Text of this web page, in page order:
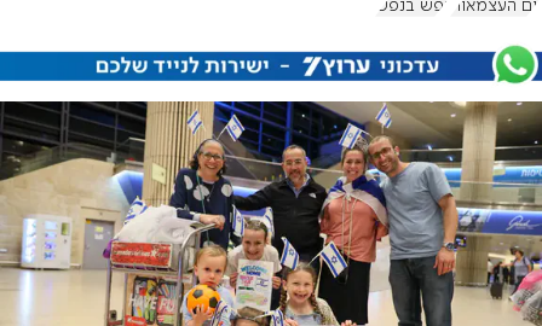
יום העצמאות נפש בנפש